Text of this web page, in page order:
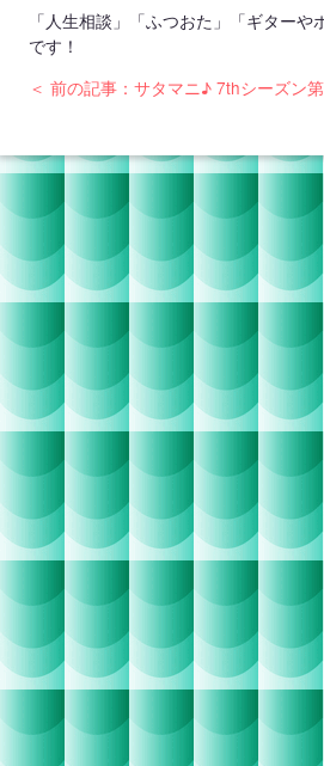
「人生相談」「ふつおた」「ギター
です！
＜ 前の記事：サタマニ♪ 7thシーズン